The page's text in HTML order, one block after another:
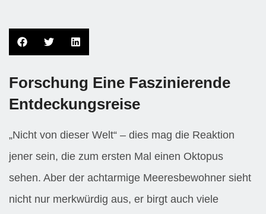
Forschung Eine Faszinierende
Entdeckungsreise
„Nicht von dieser Welt“ – dies mag die Reaktion
jener sein, die zum ersten Mal einen Oktopus
sehen. Aber der achtarmige Meeresbewohner sieht
nicht nur merkwürdig aus, er birgt auch viele